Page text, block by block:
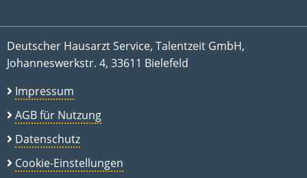
Deutscher Hausarzt Service, Talentzeit GmbH,
Johanneswerkstr. 4, 33611 Bielefeld
Impressum
AGB für Nutzung
Datenschutz
Cookie-Einstellungen